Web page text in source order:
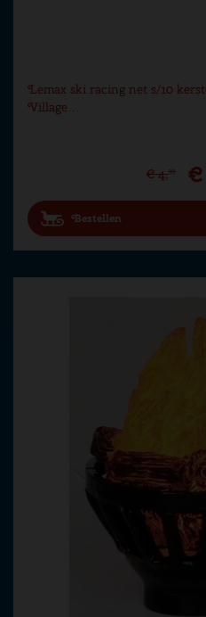
Lemax ski racing net s/10
Village…
€ 4,99 €
Bestellen